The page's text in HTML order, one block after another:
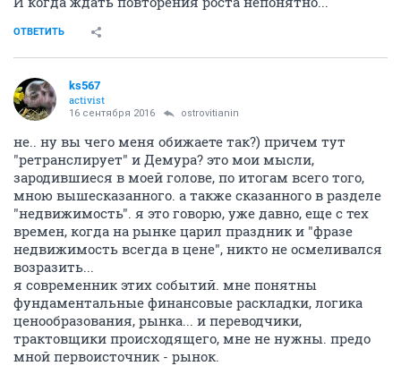
ОТВЕТИТЬ
ks567
activist
16 сентября 2016 ostrovitianin
не.. ну вы чего меня обижаете так?) причем тут
"ретранслирует" и Демура? это мои мысли,
зародившиеся в моей голове, по итогам всего того,
мною вышесказанного. а также сказанного в разделе
"недвижимость". я это говорю, уже давно, еще с тех
времен, когда на рынке царил праздник и "фразе
недвижимость всегда в цене", никто не осмеливался
возразить...
я современник этих событий. мне понятны
фундаментальные финансовые раскладки, логика
ценообразования, рынка... и переводчики,
трактовщики происходящего, мне не нужны. предо
мной первоисточник - рынок.